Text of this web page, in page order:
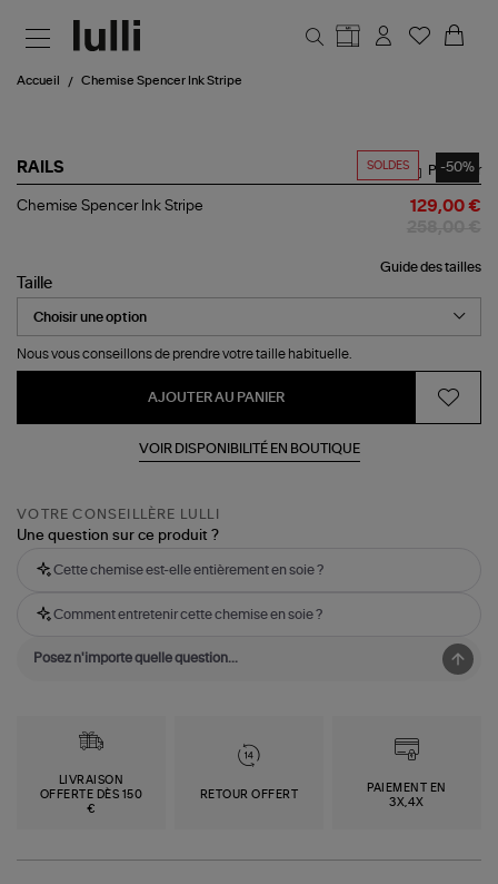
Accueil Chemise Spencer Ink Stripe
SOLDES -50%
RAILS
Chemise
Partager
Chemise Spencer Ink Stripe 129,00 €
Guide des tailles
Taille
Nous vous conseillons de prendre votre taille habituelle.
AJOUTER AU PANIER
VOIR DISPONIBILITÉ EN BOUTIQUE
VOTRE CONSEILLÈRE LULLI
Une question sur ce produit ?
Cette chemise est-elle entièrement en soie ?
Comment entretenir cette chemise en soie ?
LIVRAISON
OFFERTE DÈS 150
€
RETOUR OFFERT
PAIEMENT EN
3X,4X